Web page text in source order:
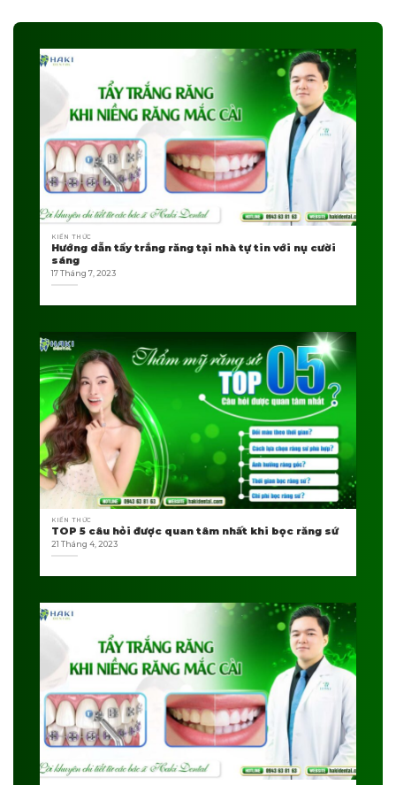
KIẾN THỨC
Hướng dẫn tẩy trắng răng tại nhà tự tin với nụ cười
sáng
17 Tháng 7, 2023
KIẾN THỨC
TOP 5 câu hỏi được quan tâm nhất khi bọc răng sứ
21 Tháng 4, 2023